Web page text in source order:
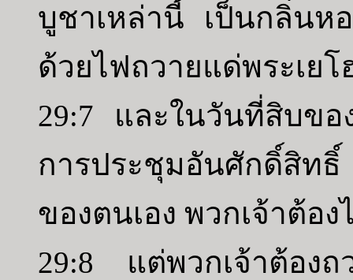
บูชาเหล่านี้ เป็นกลิ่นห
ด้วยไฟถวายแด่พระเยโ
29:7 และในวันที่สิบขอ
การประชุมอันศักดิ์สิท
ของตนเอง พวกเจ้าต้อ
29:8 แต่พวกเจ้าต้องถ